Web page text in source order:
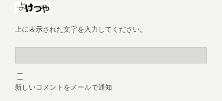
上に表示された文字を入力してください。
新しいコメントをメールで通知